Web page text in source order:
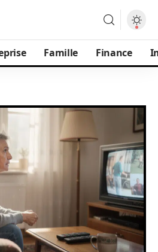
Famille Finance